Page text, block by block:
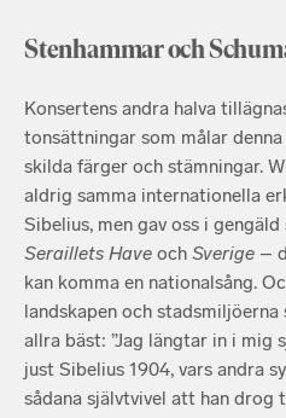
Stenhammar och
Konsertens andra halva
tonsättningar som målar
skilda färger och stämningar.
aldrig samma internationella
Sibelius, men gav oss i
Seraillets Have och Sverige –
kan komma en nationalsång.
landskapen och
allra bäst: ”Jag längtar in i mig
just Sibelius 1904, vars andra
sådana självtvivel att han drog